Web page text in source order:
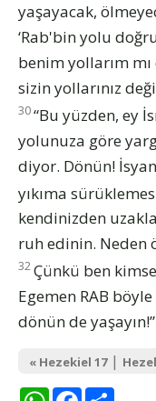
yaşayacak,
‘Rab'bin yolu
benim yollarım
sizin yollarınız
30“Bu yüzden, ey
yolunuza göre
diyor. Dönün!
yıkıma
kendinizden
ruh edinin. Neden
32Çünkü ben
Egemen RAB
dönün de yaşayın!”
« Hezekiel 17|
WhatsAppFacebook